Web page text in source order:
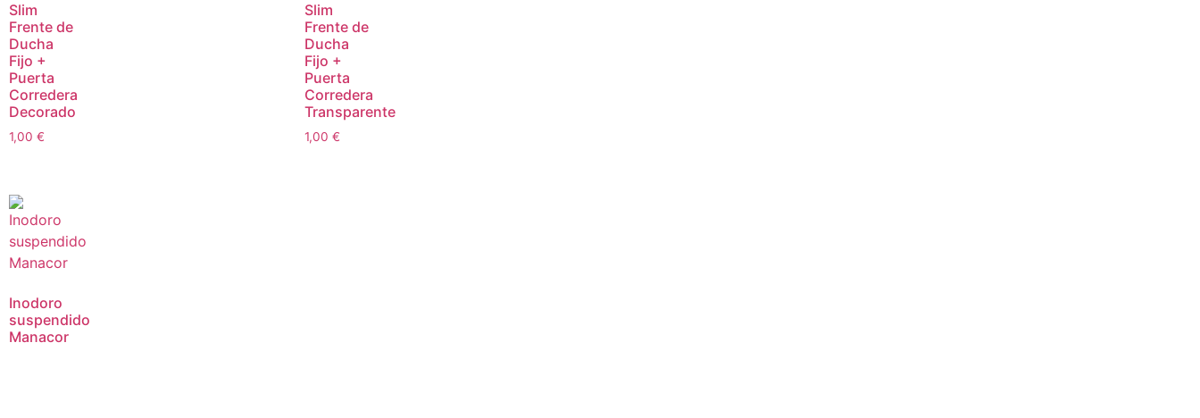
Slim
Frente de
Ducha
Fijo +
Puerta
Corredera
Decorado
1,00 €
Slim
Frente de
Ducha
Fijo +
Puerta
Corredera
Transparente
1,00 €
Inodoro
suspendido
Manacor